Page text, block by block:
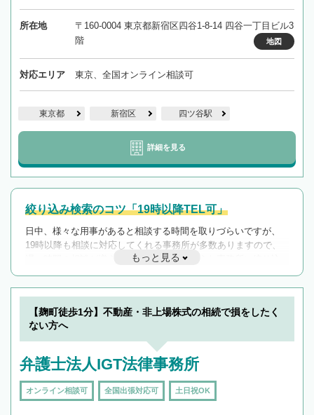
所在地
〒160-0004 東京都新宿区四谷1-8-14 四谷一丁目ビル3
階
地図
対応エリア 東京、全国オンライン相談可
東京都 新宿区 四ツ谷駅
詳細を見る
絞り込み検索のコツ「19時以降TEL可」
日中、様々な用事があると相談する時間を取りづらいですが、
19時以降も相談に対応してくれる事務所が多数ありますので、
遅い時間の相談が増えそうな場合はそのような事務所に絞り込
んで検索してみましょう。
19時以降TEL可の条件
を加えて再検索
もっと見る
【麹町徒歩1分】不動産・非上場株式の相続で損をしたく
ない方へ
弁護士法人IGT法律事務所
オンライン相談可 全国出張対応可 土日祝OK